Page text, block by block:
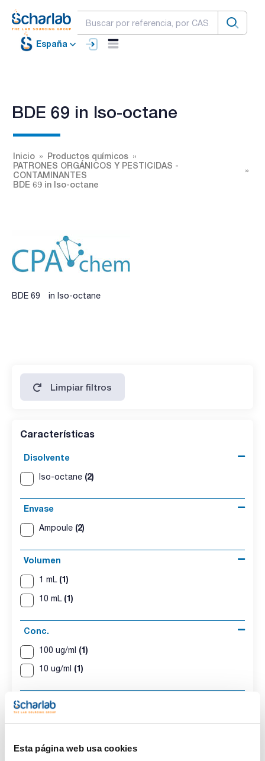
Esta página web usa cookies
España
BDE 69 in Iso-octane
Inicio
Productos químicos
PATRONES ORGÁNICOS Y PESTICIDAS -
CONTAMINANTES
BDE 69 in Iso-octane
BDE 69 in Iso-octane
Limpiar filtros
Características
Disolvente
Iso-octane (2)
Envase
Ampoule (2)
Volumen
1 mL (1)
10 mL (1)
Conc.
100 ug/ml (1)
10 ug/ml (1)
CAS